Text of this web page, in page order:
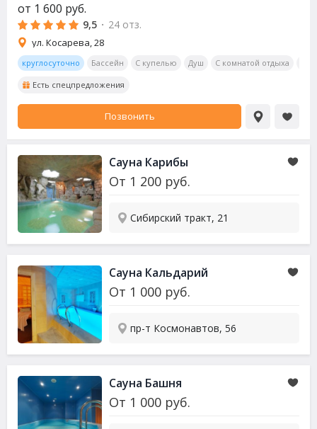
от 1 600 руб.
9,5 · 24 отз.
ул. Косарева, 28
круглосуточно Бассейн С купелью Душ С комнатой отдыха
Есть спецпредложения
Позвонить
Сауна Карибы
От 1 200 руб.
Сибирский тракт, 21
Сауна Кальдарий
От 1 000 руб.
пр-т Космонавтов, 56
Сауна Башня
От 1 000 руб.